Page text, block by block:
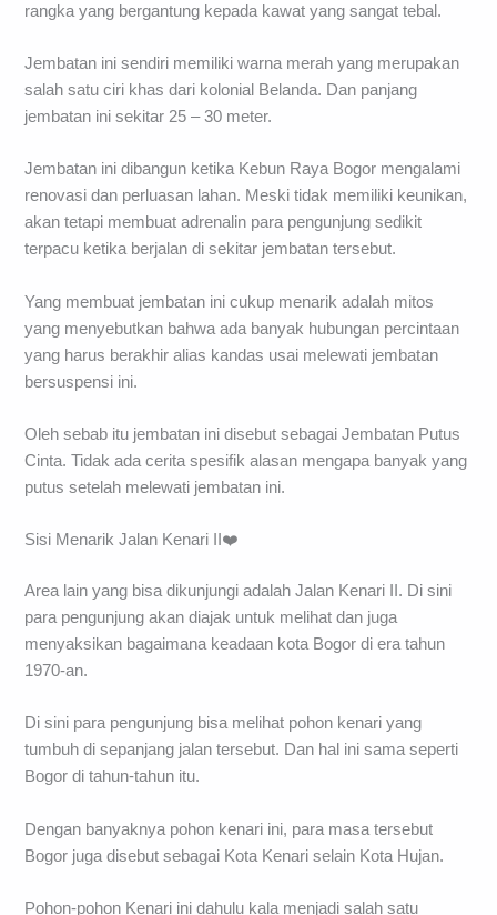
rangka yang bergantung kepada kawat yang sangat tebal.
Jembatan ini sendiri memiliki warna merah yang merupakan
salah satu ciri khas dari kolonial Belanda. Dan panjang
jembatan ini sekitar 25 – 30 meter.
Jembatan ini dibangun ketika Kebun Raya Bogor mengalami
renovasi dan perluasan lahan. Meski tidak memiliki keunikan,
akan tetapi membuat adrenalin para pengunjung sedikit
terpacu ketika berjalan di sekitar jembatan tersebut.
Yang membuat jembatan ini cukup menarik adalah mitos
yang menyebutkan bahwa ada banyak hubungan percintaan
yang harus berakhir alias kandas usai melewati jembatan
bersuspensi ini.
Oleh sebab itu jembatan ini disebut sebagai Jembatan Putus
Cinta. Tidak ada cerita spesifik alasan mengapa banyak yang
putus setelah melewati jembatan ini.
Sisi Menarik Jalan Kenari II❤️
Area lain yang bisa dikunjungi adalah Jalan Kenari II. Di sini
para pengunjung akan diajak untuk melihat dan juga
menyaksikan bagaimana keadaan kota Bogor di era tahun
1970-an.
Di sini para pengunjung bisa melihat pohon kenari yang
tumbuh di sepanjang jalan tersebut. Dan hal ini sama seperti
Bogor di tahun-tahun itu.
Dengan banyaknya pohon kenari ini, para masa tersebut
Bogor juga disebut sebagai Kota Kenari selain Kota Hujan.
Pohon-pohon Kenari ini dahulu kala menjadi salah satu